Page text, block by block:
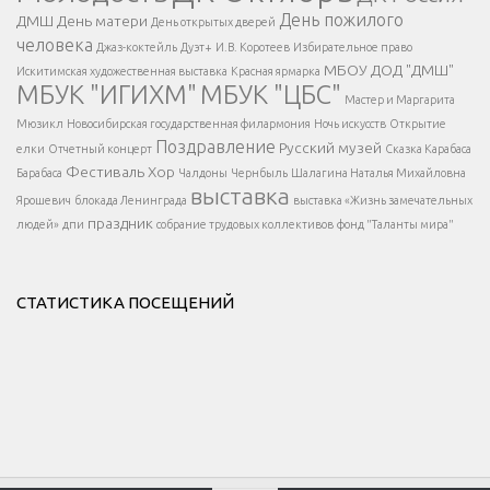
</span >
Написать
</button >
</div >
</div > </div >
ДМШ День матери День открытых дверей День пожилого
человека Джаз-коктейль Дуэт+ И.В. Коротеев Избирательное право
Искитимская художественная выставка Красная ярмарка МБОУ ДОД "ДМШ"
МБУК "ИГИХМ" МБУК "ЦБС" Мастер и Маргарита
Мюзикл Новосибирская государственная филармония Ночь искусств Открытие
елки Отчетный концерт Поздравление Русский музей Сказка Карабаса
Барабаса Фестиваль Хор Чалдоны Чернбыль Шалагина Наталья Михайловна
Ярошевич блокада Ленинграда выставка выставка «Жизнь замечательных
людей» дпи праздник собрание трудовых коллективов фонд "Таланты мира"
СТАТИСТИКА ПОСЕЩЕНИЙ